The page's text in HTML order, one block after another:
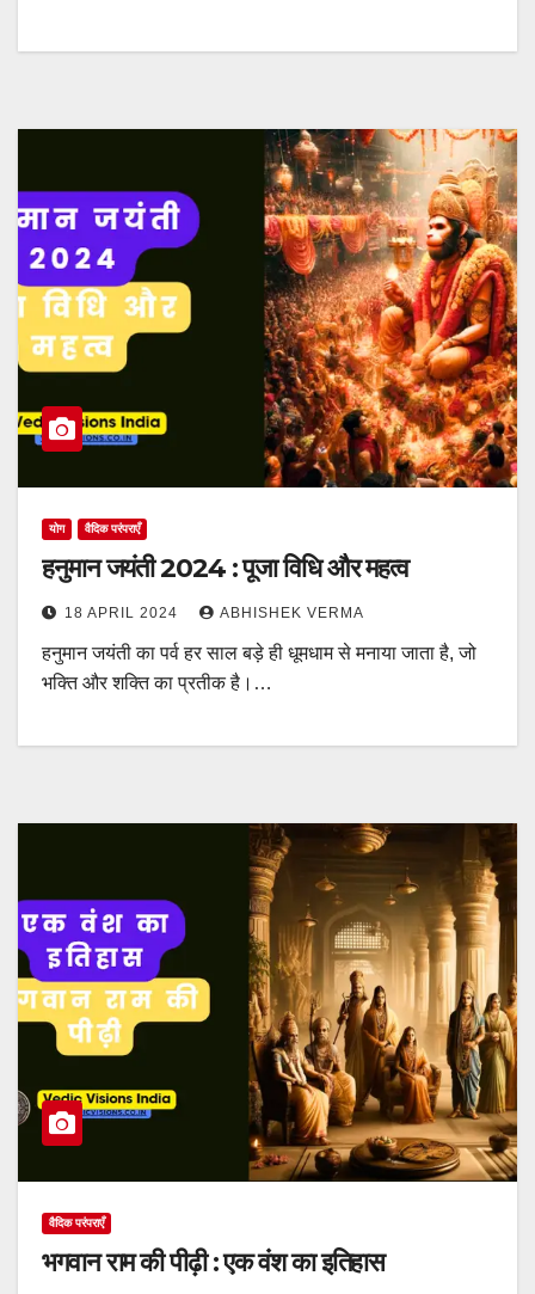
योग वैदिक परंपराएँ
हनुमान जयंती 2024 : पूजा विधि और महत्व
18 APRIL 2024 ABHISHEK VERMA
हनुमान जयंती का पर्व हर साल बड़े ही धूमधाम से मनाया जाता है, जो
भक्ति और शक्ति का प्रतीक है।…
वैदिक परंपराएँ
भगवान राम की पीढ़ी : एक वंश का इतिहास